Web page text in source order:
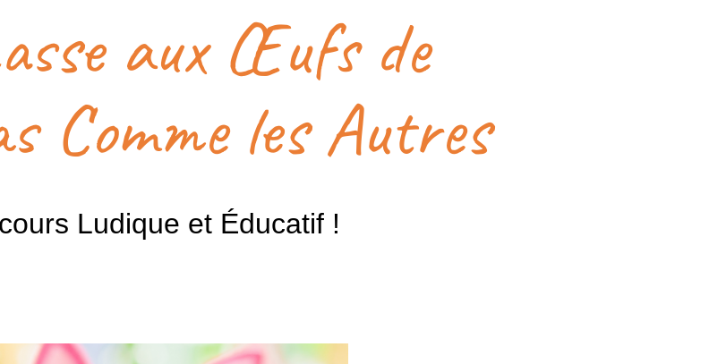
aux Œufs de
Comme les Autres
Ludique et Éducatif !